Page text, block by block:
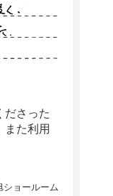
ださった
また利用
ショールーム